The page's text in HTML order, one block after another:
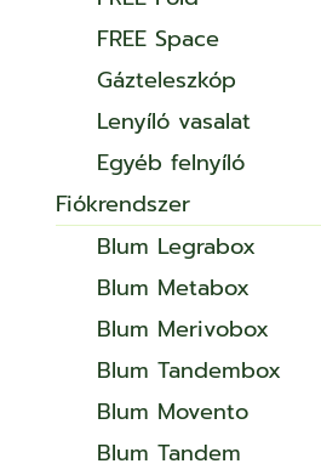
FREE Space
Gázteleszkóp
Lenyíló vasalat
Egyéb felnyíló
Fiókrendszer
Blum Legrabox
Blum Metabox
Blum Merivobox
Blum Tandembox
Blum Movento
Blum Tandem